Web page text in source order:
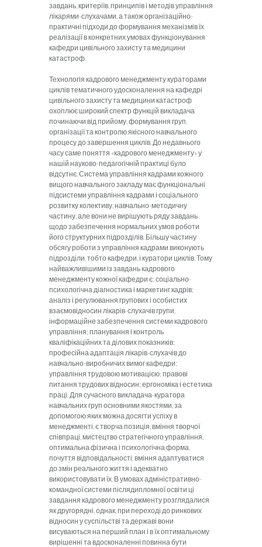
завдань, критеріїв, принципів і методів управління
лікарями-слухачами, а також організаційно-
практичні підходи до формування механізмів їх
реалізації в конкретних умовах функціонування
кафедри цивільного захисту та медицини
катастроф.
Технологія кадрового менеджменту кураторами
циклів тематичного удосконалення на кафедрі
цивільного захисту та медицини катастроф
охоплює широкий спектр функцій викладача
починаючи від прийому, формування груп,
організації та контролю якісного навчального
процесу до завершення циклів. До недавнього
часу саме поняття «кадрового менеджменту» у
нашій науково-педагогічній практиці було
відсутнє. Система управління кадрами кожного
вищого навчального закладу має функціональні
підсистеми управління кадрами і соціального
розвитку колективу, навчально-методичну
частину, але вони не вирішують ряду завдань
щодо забезпечення нормальних умов роботи
його структурних підрозділів. Більшу частину
обсягу роботи з управління кадрами виконують
підрозділи, тобто кафедри, і куратори циклів. Тому
найважливішими із завдань кадрового
менеджменту кожної кафедри є: соціально-
психологічна діагностика і маркетинг кадрів;
аналіз і регулювання групових і особистих
взаємовідносин лікарів-слухачів групи,
інформаційне забезпечення системи кадрового
управління; планування і контроль
кваліфікаційних та ділових показників;
професійна адаптація лікарів-слухачів до
навчально-виробничих вимог кафедри;
управління трудовою мотивацією; правові
питання трудових відносин; ергономіка і естетика
праці. Для сучасного викладача-куратора
навчальних груп основними якостями, за
допомогою яких можна досягти успіху в
менеджменті, є творча позиція, вміння творчої
співпраці, мистецтво стратегічного управління,
оптимальна фізична і психологічна форма,
почуття відповідальності, вміння адаптуватися
до змін реального життя і адекватно
використовувати їх. В умовах адміністративно-
командної системи післядипломної освіти ці
завдання кадрового менеджменту розглядалися
як другорядні, однак, при переході до ринкових
відносин у суспільстві та державі вони
висуваються на перший план і в їх оптимальному
вирішенні та вдосконаленні повинна бути